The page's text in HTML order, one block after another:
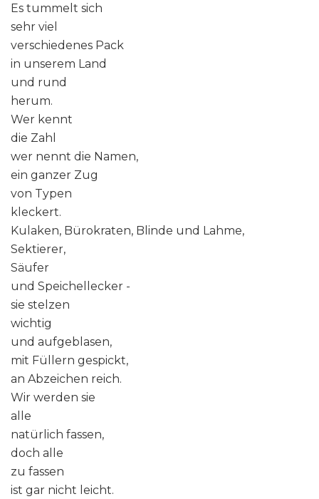
Es tummelt sich
sehr viel
verschiedenes Pack
in unserem Land
und rund
herum.
Wer kennt
die Zahl
wer nennt die Namen,
ein ganzer Zug
von Typen
kleckert.
Kulaken, Bürokraten, Blinde und Lahme,
Sektierer,
Säufer
und Speichellecker -
sie stelzen
wichtig
und aufgeblasen,
mit Füllern gespickt,
an Abzeichen reich.
Wir werden sie
alle
natürlich fassen,
doch alle
zu fassen
ist gar nicht leicht.